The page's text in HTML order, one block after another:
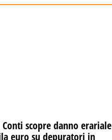
scopre danno erariale
euro su depuratori in